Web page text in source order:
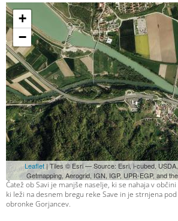
+
−
Leaflet | Tiles © Esri — Source: Esri, i-cubed,
Getmapping, Aerogrid, IGN, IGP, UPR-EGP, and
Čatež ob Savi je manjše naselje, ki se nahaja v
ki leži na desnem bregu reke Save in je strnjena
obronke Gorjancev.